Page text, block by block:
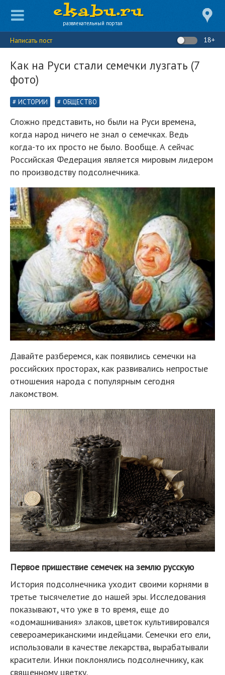
развлекательный портал
Написать пост 18+
Как на Руси стали семечки лузгать (7
фото)
ИСТОРИИ ОБЩЕСТВО
Сложно представить, но были на Руси времена,
когда народ ничего не знал о семечках. Ведь
когда-то их просто не было. Вообще. А сейчас
Российская Федерация является мировым лидером
по производству подсолнечника.
Давайте разберемся, как появились семечки на
российских просторах, как развивались непростые
отношения народа с популярным сегодня
лакомством.
Первое пришествие семечек на землю русскую
История подсолнечника уходит своими корнями в
третье тысячелетие до нашей эры. Исследования
показывают, что уже в то время, еще до
«одомашнивания» злаков, цветок культивировался
североамериканскими индейцами. Семечки его ели,
использовали в качестве лекарства, вырабатывали
красители. Инки поклонялись подсолнечнику, как
священному цветку.